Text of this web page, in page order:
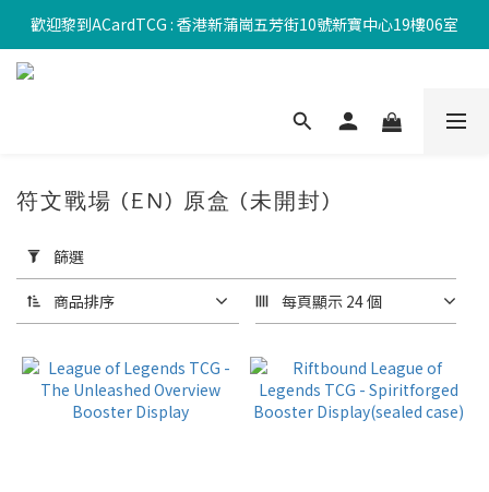
歡迎黎到ACardTCG : 香港新蒲崗五芳街10號新寶中心19樓06室
用
篩
選
(0/20)
價格
(HK$)
符文戰場 (EN) 原盒 (未開封)
篩選
商品排序 每頁顯示 24 個